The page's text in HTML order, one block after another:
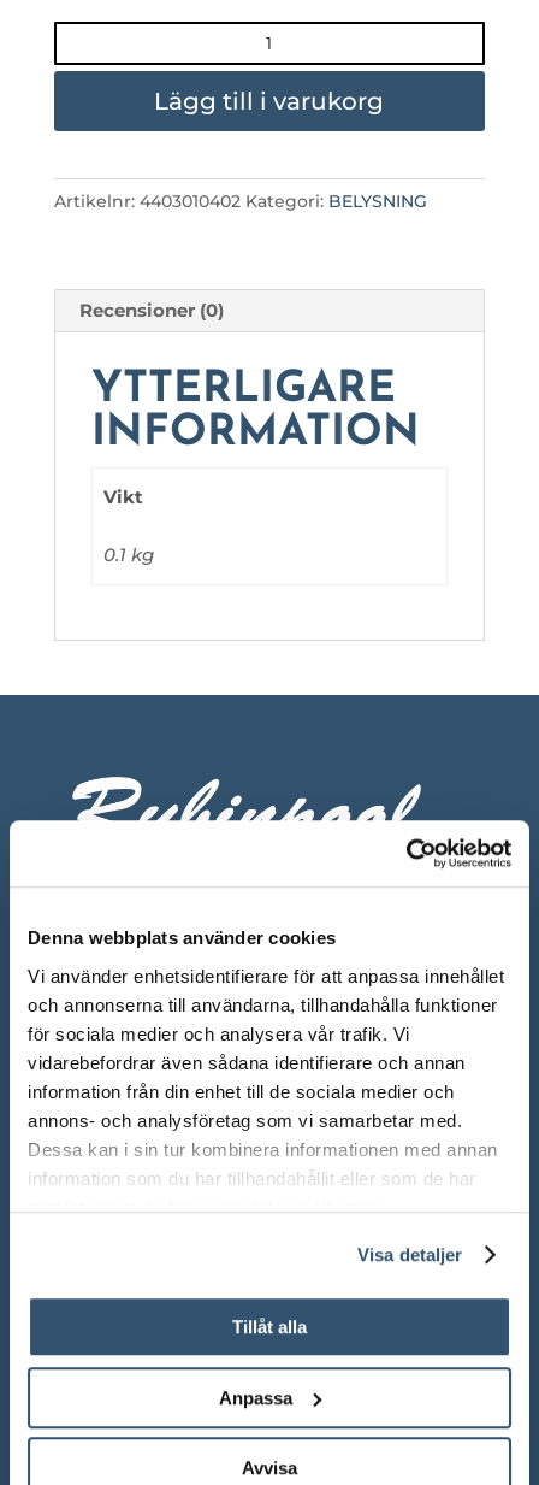
Denna webbplats använder cookies
Vi använder enhetsidentifierare för att anpassa innehållet
och annonserna till användarna, tillhandahålla funktioner
för sociala medier och analysera vår trafik. Vi
vidarebefordrar även sådana identifierare och annan
information från din enhet till de sociala medier och
annons- och analysföretag som vi samarbetar med.
Dessa kan i sin tur kombinera informationen med annan
information som du har tillhandahållit eller som de har
samlat in när du har använt deras tjänster.
Visa detaljer
Tillåt alla
Anpassa
Avvisa
PACKNING
BELYSNING
LUMIPLUS
Lägg till i varukorg
Artikelnr: 4403010402 Kategori: BELYSNING
Recensioner (0)
YTTERLIGARE
INFORMATION
Vikt
0.1 kg
ÖPPETTIDER SHOWROOM
Mån-Fre: 10.00 – 18.00
Lör: 10.00 – 13.00
Sön: Stängt
Röda dagar: Stängt om inget annat anges
Ådalsvägen 271, 265 90 Åstorp
Telefon: 042 – 22 55 59